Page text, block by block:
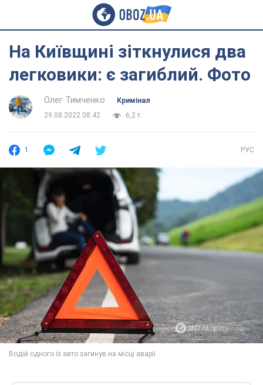
На Київщині зіткнулися два
легковики: є загиблий. Фото
Олег Тимченко
Кримінал
29.08.2022 08:42
6,2 т.
1 РУС